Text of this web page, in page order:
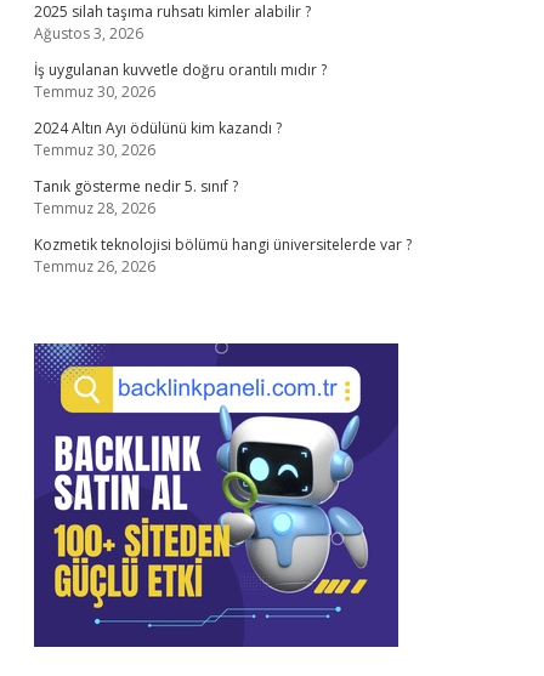
2025 silah taşıma ruhsatı kimler alabilir ?
Ağustos 3, 2026
İş uygulanan kuvvetle doğru orantılı mıdır ?
Temmuz 30, 2026
2024 Altın Ayı ödülünü kim kazandı ?
Temmuz 30, 2026
Tanık gösterme nedir 5. sınıf ?
Temmuz 28, 2026
Kozmetik teknolojisi bölümü hangi üniversitelerde var ?
Temmuz 26, 2026